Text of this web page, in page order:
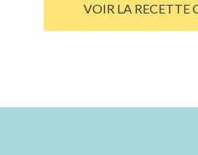
VOIR LA RECETTE